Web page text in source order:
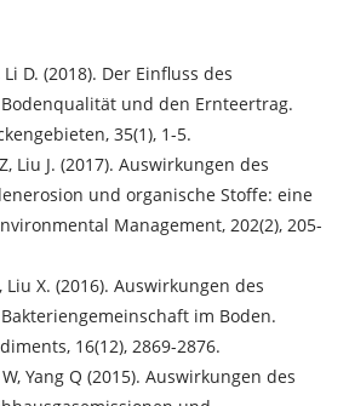
Li D. (2018). Der Einfluss des
und den Ernteertrag.
35(1), 1-5.
Liu J. (2017). Auswirkungen des
und organische Stoffe: eine
Management, 202(2), 205-
Liu X. (2016). Auswirkungen des
im Boden.
16(12), 2869-2876.
Yang Q (2015). Auswirkungen des